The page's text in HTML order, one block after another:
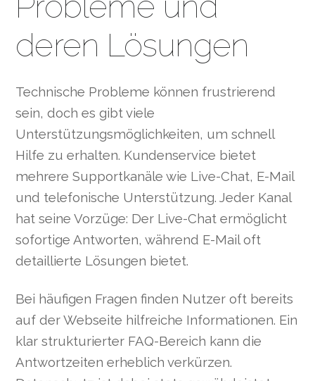
deren Lösungen
Technische Probleme können frustrierend
sein, doch es gibt viele
Unterstützungsmöglichkeiten, um schnell
Hilfe zu erhalten. Kundenservice bietet
mehrere Supportkanäle wie Live-Chat, E-Mail
und telefonische Unterstützung. Jeder Kanal
hat seine Vorzüge: Der Live-Chat ermöglicht
sofortige Antworten, während E-Mail oft
detaillierte Lösungen bietet.
Bei häufigen Fragen finden Nutzer oft bereits
auf der Webseite hilfreiche Informationen. Ein
klar strukturierter FAQ-Bereich kann die
Antwortzeiten erheblich verkürzen.